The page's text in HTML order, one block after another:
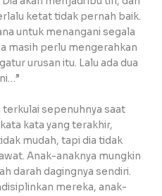
ketat tidak pernah baik.
untuk menangani segala
masih perlu mengerahkan
urusan itu. Lalu ada dua
terkulai sepenuhnya saat
kata yang terakhir,
mudah, tapi dia tidak
Anak-anaknya mungkin
darah dagingnya sendiri.
mereka, anak-